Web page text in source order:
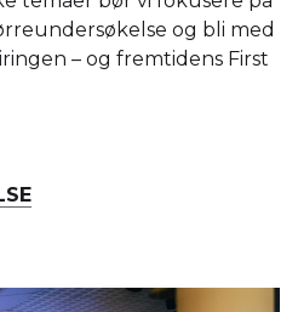
og bli med
– og fremtidens First